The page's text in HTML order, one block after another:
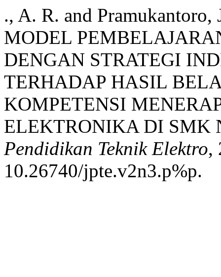
., A. R. and
MODEL
DENGAN STRATEGI
TERHADAP HASIL
KOMPETENSI
ELEKTRONIKA DI SMK
Pendidikan Teknik Elektro,
10.26740/jpte.v2n3.p%p.